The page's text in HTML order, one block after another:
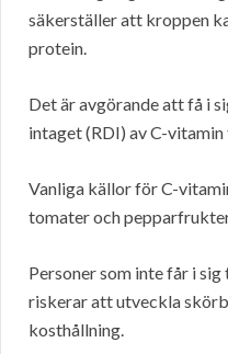
säkerställer att kroppen
protein.
Det är avgörande att få i
intaget (RDI) av C-
Vanliga källor för C-
tomater och
Personer som inte får i
riskerar att utveckla
kosthållning.